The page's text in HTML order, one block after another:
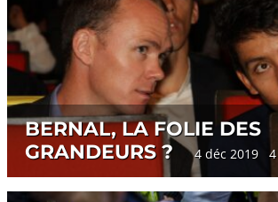
BERNAL, LA FOLIE DES
GRANDEURS ?
4 déc 2019 4